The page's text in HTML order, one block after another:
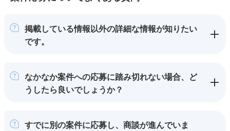
掲載している情報以外の詳細な情報が知りたい
です。
なかなか案件への応募に踏み切れない場合、ど
うしたら良いでしょうか？
すでに別の案件に応募し、商談が進んでいま